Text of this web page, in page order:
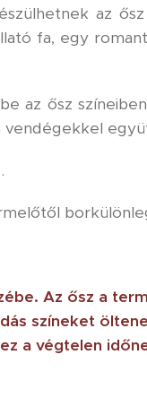
az
fa, egy
az ősz
Az ősz a
színeket
a végtelen